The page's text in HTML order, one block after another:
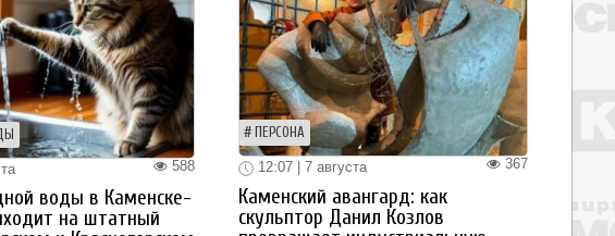
588
воды в Каменске-
на штатный
ПЕРСОНА
367
12:07 | 7 августа
Каменский авангард: как
скульптор Данил Козлов